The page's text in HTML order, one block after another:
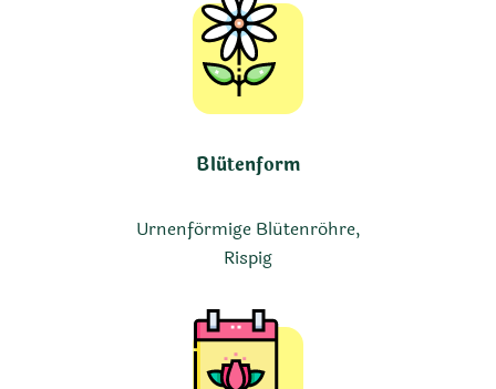
Blütenform
Urnenförmige Blütenröhre,
Rispig